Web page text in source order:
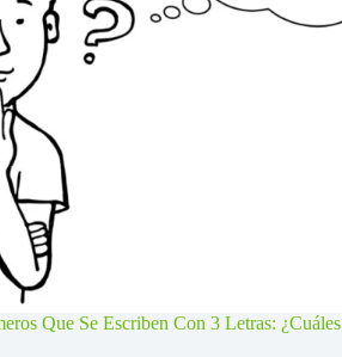
Que Se Escriben Con 3 Letras: ¿Cuáles